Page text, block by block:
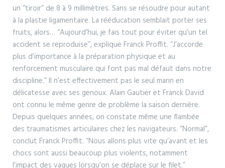
un “tiroir” de 8 à 9 millimètres. Sans se résoudre pour autant
à la plastie ligamentaire. La rééducation semblait porter ses
fruits, alors… “Aujourd’hui, je fais tout pour éviter qu’un tel
accident se reproduise”, explique Franck Proffit. “J’accorde
plus d’importance à la préparation physique et au
renforcement musculaire qui font pas mal défaut dans notre
discipline.” Il n’est effectivement pas le seul marin en
délicatesse avec ses genoux. Alain Gautier et Franck David
ont connu le même genre de problème la saison dernière.
Depuis quelques années, on constate même une flambée
des traumatismes articulaires chez les navigateurs. “Normal”,
conclut Franck Proffit. “Nous allons plus vite qu’avant et les
chocs sont aussi beaucoup plus violents, notamment
l’impact des vagues lorsqu’on se déplace sur le filet.”